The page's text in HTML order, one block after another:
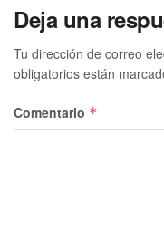
Deja una
Tu dirección de correo
obligatorios están
Comentario *